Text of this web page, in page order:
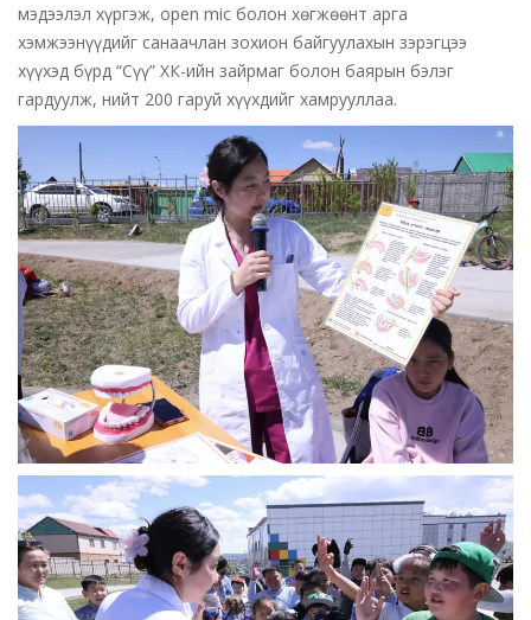
мэдээлэл хүргэж, open mic болон хөгжөөнт арга
хэмжээнүүдийг санаачлан зохион байгуулахын зэрэгцээ
хүүхэд бүрд “Сүү” ХК-ийн зайрмаг болон баярын бэлэг
гардуулж, нийт 200 гаруй хүүхдийг хамрууллаа.